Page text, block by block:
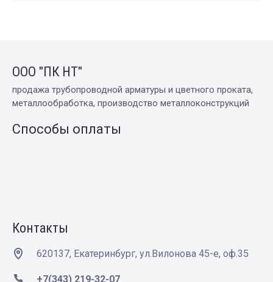
ООО "ПК НТ"
продажа трубопроводной арматуры и цветного проката,
металлообработка, производство металлоконструкций
Способы оплаты
Контакты
620137, Екатеринбург, ул.Вилонова 45-е, оф.35
+7(343) 219-32-07